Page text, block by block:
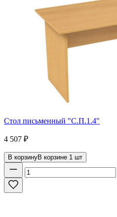
Стол письменный "С.П.1.4"
4 507 ₽
В корзинуВ корзине 1 шт